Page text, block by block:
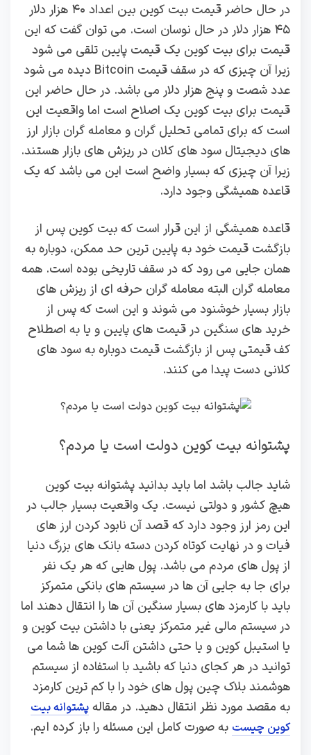
در حال حاضر قیمت بیت کوین بین اعداد ۴۰ هزار دلار
۴۵ هزار دلار در حال نوسان است. می توان گفت که این
قیمت برای بیت کوین یک قیمت پایین تلقی می شود
زیرا آن چیزی که در سقف قیمت Bitcoin دیده می شود
عدد شصت و پنج هزار دلار می باشد. در حال حاضر این
قیمت برای بیت کوین یک اصلاح است اما واقعیت این
است که برای تمامی تحلیل گران و معامله گران بازار ارز
های دیجیتال سود های کلان در ریزش های بازار هستند.
زیرا آن چیزی که بسیار واضح است این می باشد که یک
قاعده همیشگی وجود دارد.
قاعده همیشگی از این قرار است که بیت کوین پس از
بازگشت قیمت خود به پایین ترین حد ممکن، دوباره به
همان جایی می رود که در سقف تاریخی بوده است. همه
معامله گران البته معامله گران حرفه ای از ریزش های
بازار بسیار خوشنود می شوند و این است که پس از
خرید های سنگین در قیمت های پایین و یا به اصطلاح
کف قیمتی پس از بازگشت قیمت دوباره به سود های
کلانی دست پیدا می کنند.
پشتوانه بیت کوین دولت است یا مردم؟
شاید جالب باشد اما باید بدانید پشتوانه بیت کوین
هیچ کشور و دولتی نیست. یک واقعیت بسیار جالب در
این رمز ارز وجود دارد که قصد آن نابود کردن ارز های
فیات و در نهایت کوتاه کردن دسته بانک های بزرگ دنیا
از پول های مردم می باشد. پول هایی که هر یک نفر
برای جا به جایی آن ها در سیستم های بانکی متمرکز
باید با کارمزد های بسیار سنگین آن ها را انتقال دهند اما
در سیستم مالی غیر متمرکز یعنی با داشتن بیت کوین و
یا استیبل کوین و یا حتی داشتن آلت کوین ها شما می
توانید در هر کجای دنیا که باشید با استفاده از سیستم
هوشمند بلاک چین پول های خود را با کم ترین کارمزد
به مقصد مورد نظر انتقال دهید. در مقاله پشتوانه بیت
کوین چیست به صورت کامل این مسئله را باز کرده ایم.